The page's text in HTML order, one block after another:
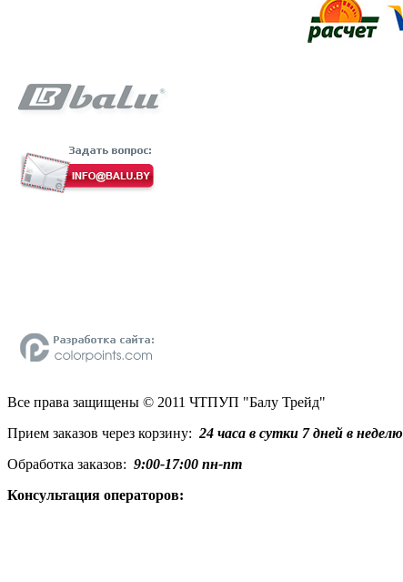
Все права защищены © 2011 ЧТПУП "Балу Трейд"
Прием заказов через корзину:24 часа в сутки 7 дней в неделю
Обработка заказов: 9:00-17:00 пн-пт
Консультация операторов: